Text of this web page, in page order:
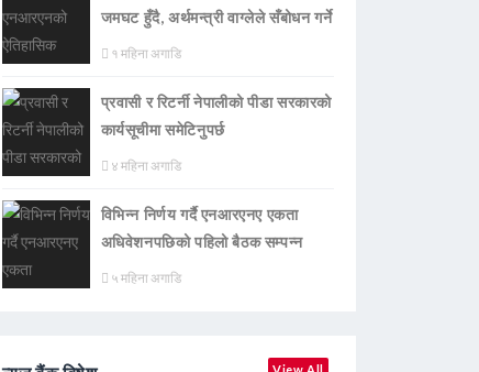
जमघट हुँदै, अर्थमन्त्री वाग्लेले सँबोधन गर्ने
१ महिना अगाडि
प्रवासी र रिटर्नी नेपालीको पीडा सरकारको
कार्यसूचीमा समेटिनुपर्छ
४ महिना अगाडि
विभिन्न निर्णय गर्दै एनआरएनए एकता
अधिवेशनपछिको पहिलो बैठक सम्पन्न
५ महिना अगाडि